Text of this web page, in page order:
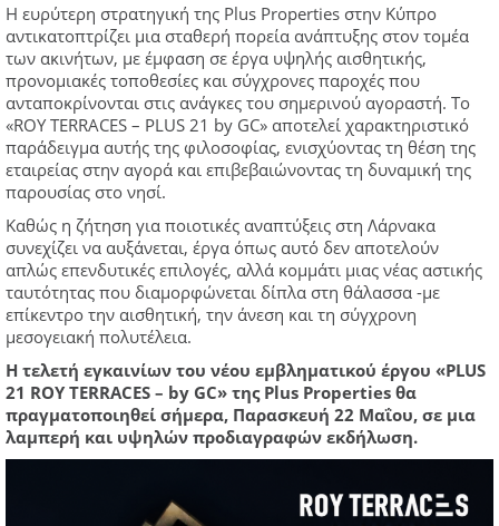
Η ευρύτερη στρατηγική της Plus Properties στην Κύπρο
αντικατοπτρίζει μια σταθερή πορεία ανάπτυξης στον τομέα
των ακινήτων, με έμφαση σε έργα υψηλής αισθητικής,
προνομιακές τοποθεσίες και σύγχρονες παροχές που
ανταποκρίνονται στις ανάγκες του σημερινού αγοραστή. Το
«ROY TERRACES – PLUS 21 by GC» αποτελεί χαρακτηριστικό
παράδειγμα αυτής της φιλοσοφίας, ενισχύοντας τη θέση της
εταιρείας στην αγορά και επιβεβαιώνοντας τη δυναμική της
παρουσίας στο νησί.
Καθώς η ζήτηση για ποιοτικές αναπτύξεις στη Λάρνακα
συνεχίζει να αυξάνεται, έργα όπως αυτό δεν αποτελούν
απλώς επενδυτικές επιλογές, αλλά κομμάτι μιας νέας αστικής
ταυτότητας που διαμορφώνεται δίπλα στη θάλασσα -με
επίκεντρο την αισθητική, την άνεση και τη σύγχρονη
μεσογειακή πολυτέλεια.
Η τελετή εγκαινίων του νέου εμβληματικού έργου «PLUS
21 ROY TERRACES – by GC» της Plus Properties θα
πραγματοποιηθεί σήμερα, Παρασκευή 22 Μαΐου, σε μια
λαμπερή και υψηλών προδιαγραφών εκδήλωση.